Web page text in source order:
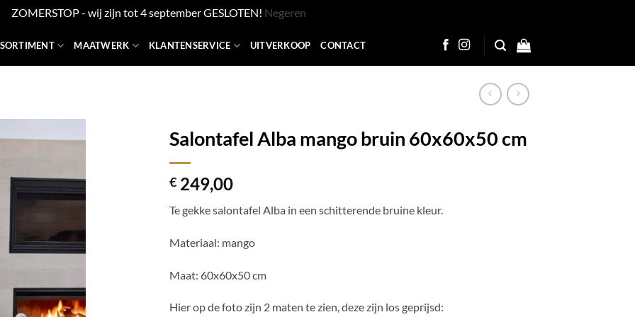
ZOMERSTOP - wij zijn tot 4 september GESLOTEN! Negeren
MAATWERK KLANTENSERVICE UITVERKOOP CONTACT
Salontafel Alba mango bruin 60x60x50 cm
€ 249,00
Te gekke salontafel Alba in een schitterende bruine kleur.
Materiaal: mango
Maat: 60x60x50 cm
Hier op de foto zijn 2 maten te zien, deze zijn los geprijsd: